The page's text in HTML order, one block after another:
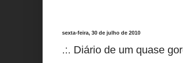
sexta-feira, 30 de julho de 2010
.:. Diário de um quase